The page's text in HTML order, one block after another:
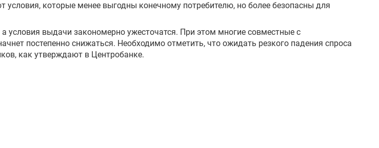
которые менее выгодны конечному потребителю, но более безопасны для
условия выдачи закономерно ужесточатся. При этом многие совместные с
постепенно снижаться. Необходимо отметить, что ожидать резкого падения спроса
как утверждают в Центробанке.